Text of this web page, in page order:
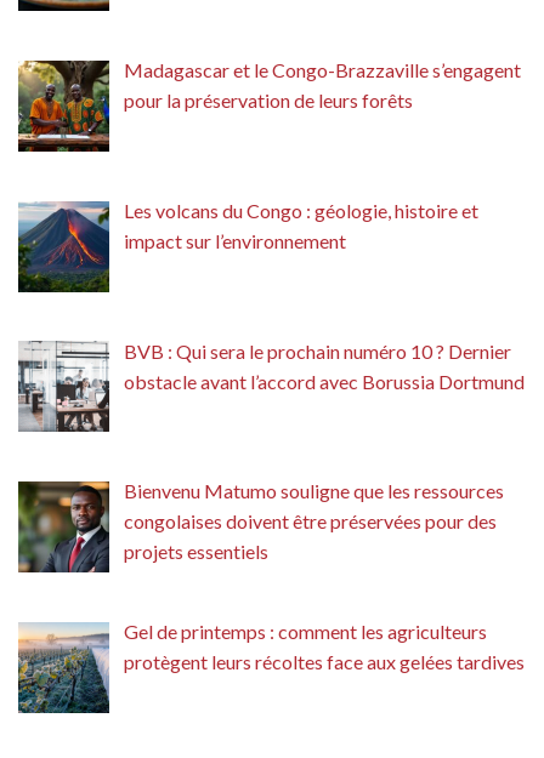
Madagascar et le Congo-Brazzaville s’engagent
pour la préservation de leurs forêts
Les volcans du Congo : géologie, histoire et
impact sur l’environnement
BVB : Qui sera le prochain numéro 10 ? Dernier
obstacle avant l’accord avec Borussia Dortmund
Bienvenu Matumo souligne que les ressources
congolaises doivent être préservées pour des
projets essentiels
Gel de printemps : comment les agriculteurs
protègent leurs récoltes face aux gelées tardives